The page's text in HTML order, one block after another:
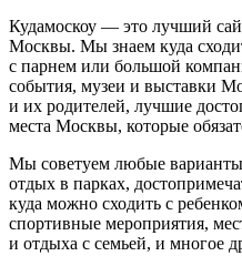
Кудамоскоу — это лучший
Москвы. Мы знаем куда
с парнем или большой
события, музеи и выставки
и их родителей, лучшие
места Москвы, которые
Мы советуем любые
отдых в парках,
куда можно сходить с
спортивные мероприятия,
и отдыха с семьей, и многое